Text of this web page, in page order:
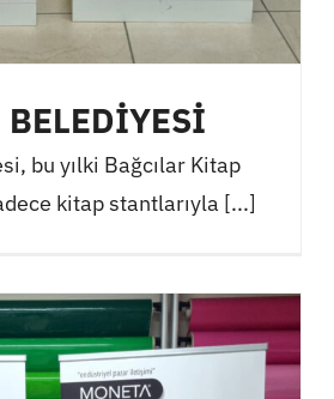
bu yılki Bağcılar Kitap
kitap stantlarıyla [...]